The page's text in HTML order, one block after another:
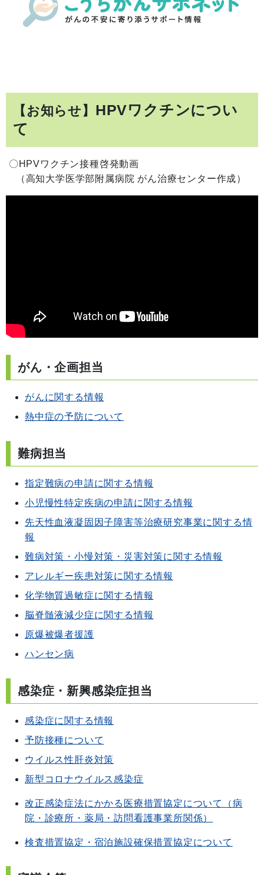
【お知らせ】 HPVワクチンについ
て
〇HPVワクチン接種啓発動画
（高知大学医学部附属病院 がん治療センター作成）
がん・企画担当
がんに関する情報
熱中症の予防について
難病担当
指定難病の申請に関する情報
小児慢性特定疾病の申請に関する情報
先天性血液凝固因子障害等治療研究事業に関する情
報
難病対策・小慢対策・災害対策に関する情報
アレルギー疾患対策に関する情報
化学物質過敏症に関する情報
脳脊髄液減少症に関する情報
原爆被爆者援護
ハンセン病
感染症・新興感染症担当
感染症に関する情報
予防接種について
ウイルス性肝炎対策
新型コロナウイルス感染症
改正感染症法にかかる医療措置協定について（病
院・診療所・薬局・訪問看護事業所関係）
検査措置協定・宿泊施設確保措置協定について